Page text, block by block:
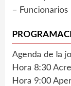
– Funcionarios
Agenda de la
Hora 8:30
Hora 9:00